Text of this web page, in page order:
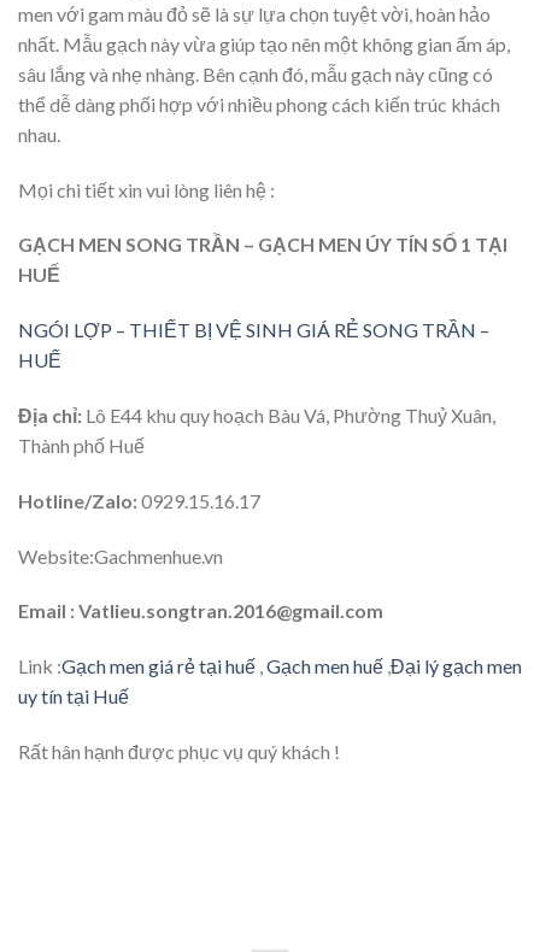
men với gam màu đỏ sẽ là sự lựa chọn tuyệt vời, hoàn hảo
nhất. Mẫu gạch này vừa giúp tạo nên một không gian ấm áp,
sâu lắng và nhẹ nhàng. Bên cạnh đó, mẫu gạch này cũng có
thể dễ dàng phối hợp với nhiều phong cách kiến trúc khách
nhau.
Mọi chi tiết xin vui lòng liên hệ :
GẠCH MEN SONG TRẦN – GẠCH MEN ÚY TÍN SỐ 1 TẠI
HUẾ
NGÓI LỢP – THIẾT BỊ VỆ SINH GIÁ RẺ SONG TRẦN –
HUẾ
Địa chỉ: Lô E44 khu quy hoạch Bàu Vá, Phường Thuỷ Xuân,
Thành phố Huế
Hotline/Zalo:0929.15.16.17
Website:Gachmenhue.vn
Email : Vatlieu.songtran.2016@gmail.com
Link :Gạch men giá rẻ tại huế ,Gạch men huế ,Đại lý gạch men
uy tín tại Huế
Rất hân hạnh được phục vụ quý khách !